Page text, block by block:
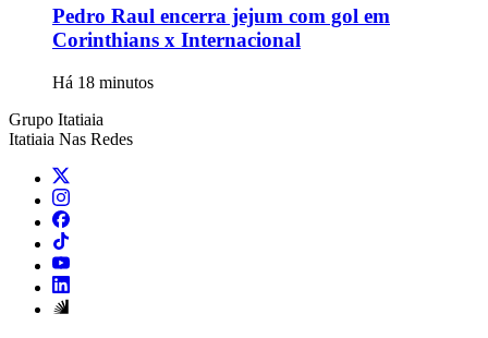
Pedro Raul encerra jejum com gol em
Corinthians x Internacional
Há 18 minutos
Grupo Itatiaia
Itatiaia Nas Redes